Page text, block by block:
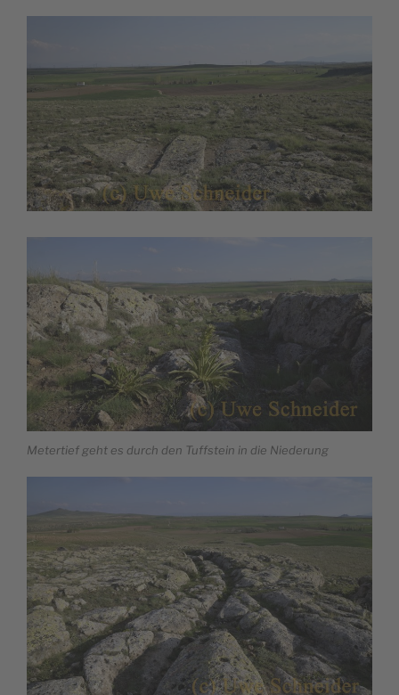
Metertief geht es durch den Tuffstein in die Niederung